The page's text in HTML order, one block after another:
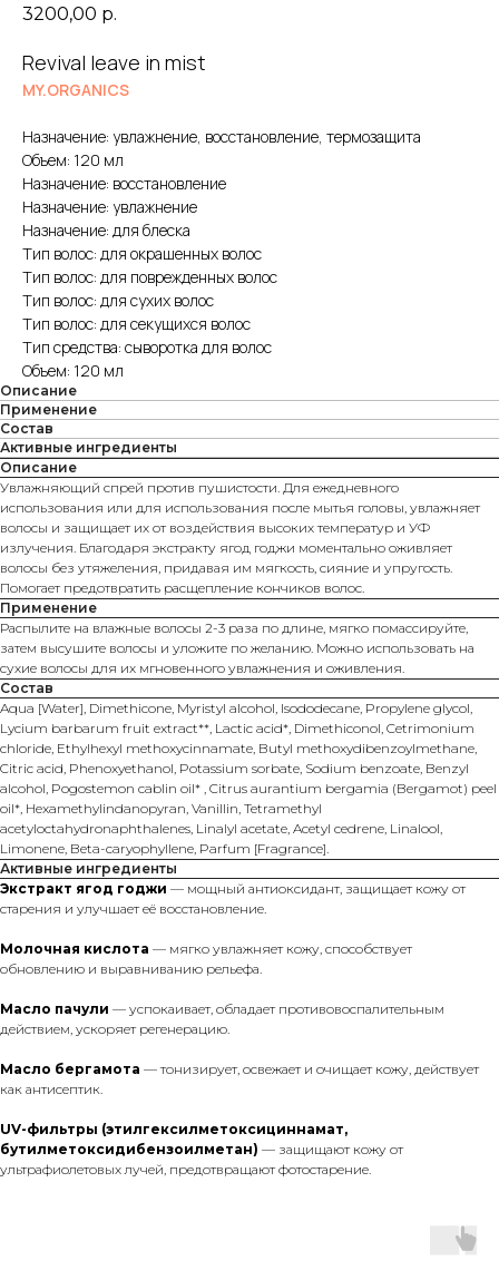
3200,00 р.
Revival leave in mist
MY.ORGANICS
Назначение: увлажнение, восстановление, термозащита
Объем: 120 мл
Назначение: восстановление
Назначение: увлажнение
Назначение: для блеска
Тип волос: для окрашенных волос
Тип волос: для поврежденных волос
Тип волос: для сухих волос
Тип волос: для секущихся волос
Тип средства: сыворотка для волос
Объем: 120 мл
Описание
Применение
Состав
Активные ингредиенты
Описание
Увлажняющий спрей против пушистости. Для ежедневного
использования или для использования после мытья головы, увлажняет
волосы и защищает их от воздействия высоких температур и УФ
излучения. Благодаря экстракту ягод годжи моментально оживляет
волосы без утяжеления, придавая им мягкость, сияние и упругость.
Помогает предотвратить расщепление кончиков волос.
Применение
Распылите на влажные волосы 2-3 раза по длине, мягко помассируйте,
затем высушите волосы и уложите по желанию. Можно использовать на
сухие волосы для их мгновенного увлажнения и оживления.
Состав
Aqua [Water], Dimethicone, Myristyl alcohol, Isododecane, Propylene glycol,
Lycium barbarum fruit extract**, Lactic acid*, Dimethiconol, Cetrimonium
chloride, Ethylhexyl methoxycinnamate, Butyl methoxydibenzoylmethane,
Citric acid, Phenoxyethanol, Potassium sorbate, Sodium benzoate, Benzyl
alcohol, Pogostemon cablin oil* , Citrus aurantium bergamia (Bergamot) peel
oil*, Hexamethylindanopyran, Vanillin, Tetramethyl
acetyloctahydronaphthalenes, Linalyl acetate, Acetyl cedrene, Linalool,
Limonene, Beta-caryophyllene, Parfum [Fragrance].
Активные ингредиенты
Экстракт ягод годжи — мощный антиоксидант, защищает кожу от
старения и улучшает её восстановление.
Молочная кислота — мягко увлажняет кожу, способствует
обновлению и выравниванию рельефа.
Масло пачули — успокаивает, обладает противовоспалительным
действием, ускоряет регенерацию.
Масло бергамота — тонизирует, освежает и очищает кожу, действует
как антисептик.
UV-фильтры (этилгексилметоксициннамат,
бутилметоксидибензоилметан) — защищают кожу от
ультрафиолетовых лучей, предотвращают фотостарение.